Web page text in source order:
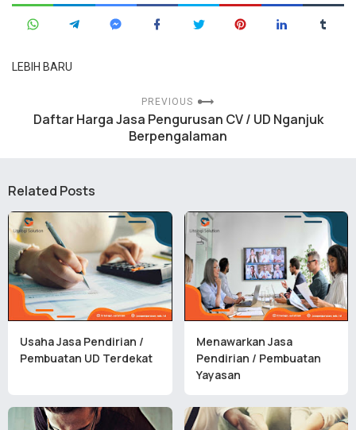
LEBIH BARU
PREVIOUS
Daftar Harga Jasa Pengurusan CV / UD Nganjuk
Berpengalaman
Related Posts
Usaha Jasa Pendirian /
Pembuatan UD Terdekat
Menawarkan Jasa
Pendirian / Pembuatan
Yayasan